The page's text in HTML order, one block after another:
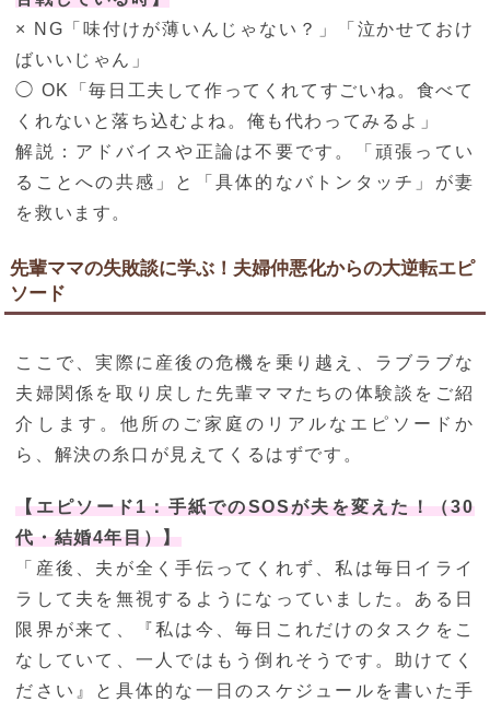
× NG「味付けが薄いんじゃない？」「泣かせておけ
ばいいじゃん」
◯ OK「毎日工夫して作ってくれてすごいね。食べて
くれないと落ち込むよね。俺も代わってみるよ」
解説：アドバイスや正論は不要です。「頑張ってい
ることへの共感」と「具体的なバトンタッチ」が妻
を救います。
先輩ママの失敗談に学ぶ！夫婦仲悪化からの大逆転エピ
ソード
ここで、実際に産後の危機を乗り越え、ラブラブな
夫婦関係を取り戻した先輩ママたちの体験談をご紹
介します。他所のご家庭のリアルなエピソードか
ら、解決の糸口が見えてくるはずです。
【エピソード1：手紙でのSOSが夫を変えた！（30
代・結婚4年目）】
「産後、夫が全く手伝ってくれず、私は毎日イライ
ラして夫を無視するようになっていました。ある日
限界が来て、『私は今、毎日これだけのタスクをこ
なしていて、一人ではもう倒れそうです。助けてく
ださい』と具体的な一日のスケジュールを書いた手